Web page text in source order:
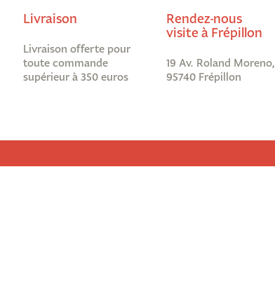
Livraison
Livraison offerte pour
toute commande
supérieur à 350 euros
Rendez-nous
visite à Frépillon
19 Av. Roland Moreno,
95740 Frépillon